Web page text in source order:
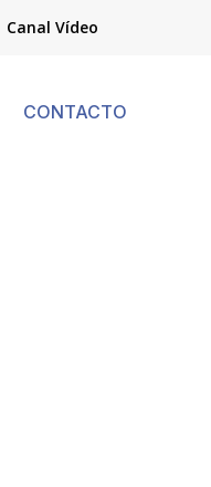
Canal Vídeo
CONTACTO